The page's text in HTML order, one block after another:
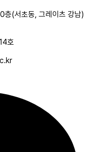
(서초동, 그레이츠 강남)
호